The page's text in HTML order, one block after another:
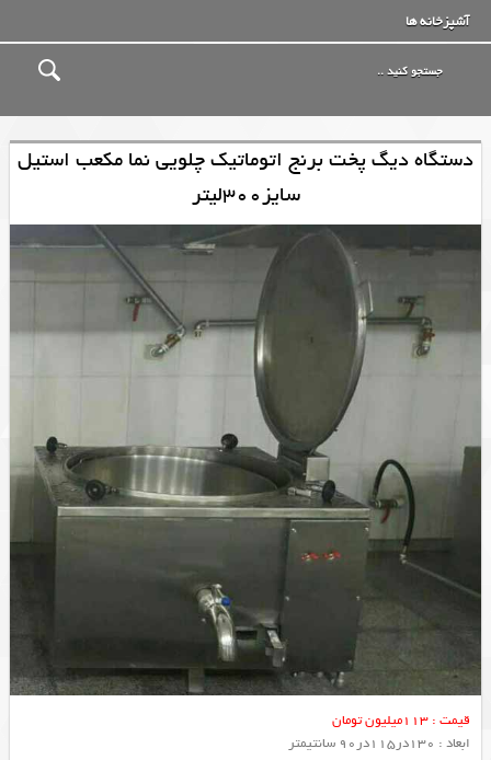
آشپزخانه ها
دستگاه دیگ پخت برنج اتوماتیک چلویی نما مکعب استیل
سایز300لیتر
قیمت : 113میلیون تومان
ابعاد : 130در115در90 سانتیمتر